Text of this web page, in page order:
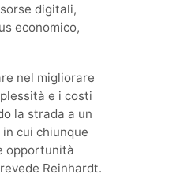
digitali,
economico,
nel migliorare
e i costi
la strada a un
cui chiunque
opportunità
Reinhardt.